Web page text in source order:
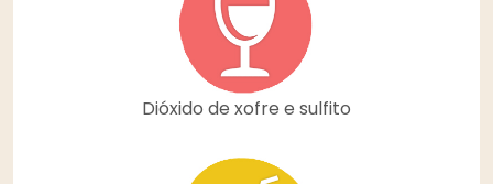
Dióxido de xofre e sulfito